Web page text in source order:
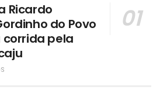
Ricardo
do Povo
pela